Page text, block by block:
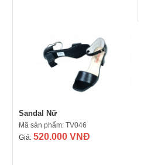
Sandal Nữ
Mã sản phẩm: TV046
Giá: 520.000 VNĐ